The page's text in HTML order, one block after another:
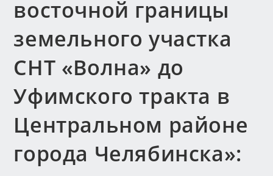
восточной границы
земельного участка
СНТ «Волна» до
Уфимского тракта в
Центральном районе
города Челябинска»: